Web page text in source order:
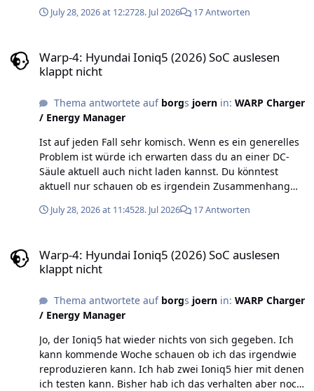
July 28, 2026 at 12:2728. Jul 2026 17 Antworten
Warp-4: Hyundai Ioniq5 (2026) SoC auslesen
klappt nicht
Thema antwortete auf borgs joernin: WARP Charger
/ Energy Manager
Ist auf jeden Fall sehr komisch. Wenn es ein generelles
Problem ist würde ich erwarten dass du an einer DC-
Säule aktuell auch nicht laden kannst. Du könntest
aktuell nur schauen ob es irgendein Zusammenhang
funktioniert und wann nicht (wenn du sagst manchmal
dann nochmal melden, dauert allerdings ein paar Tage
bis ich dazu komme.
July 28, 2026 at 11:4528. Jul 2026 17 Antworten
Warp-4: Hyundai Ioniq5 (2026) SoC auslesen
klappt nicht
Thema antwortete auf borgs joernin: WARP Charger
/ Energy Manager
Jo, der Ioniq5 hat wieder nichts von sich gegeben. Ich
kann kommende Woche schauen ob ich das irgendwie
reproduzieren kann. Ich hab zwei Ioniq5 hier mit denen
ich testen kann. Bisher hab ich das verhalten aber noch